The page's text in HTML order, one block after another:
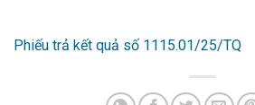
Phiếu trả kết quả số 1115.01/25/TQ